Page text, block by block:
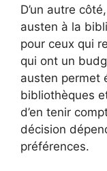
D’un autre
austen à la
pour ceux qui
qui ont un
austen permet
bibliothèques
d’en tenir
décision
préférences.